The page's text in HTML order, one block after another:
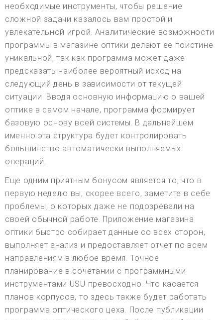
необходимые инструменты, чтобы решение
сложной задачи казалось вам простой и
увлекательной игрой. Аналитические возможности
программы в магазине оптики делают ее поистине
уникальной, так как программа может даже
предсказать наиболее вероятный исход на
следующий день в зависимости от текущей
ситуации. Вводя основную информацию о вашей
оптике в самом начале, программа формирует
базовую основу всей системы. В дальнейшем
именно эта структура будет контролировать
большинство автоматически выполняемых
операций.
Еще одним приятным бонусом является то, что в
первую неделю вы, скорее всего, заметите в себе
проблемы, о которых даже не подозревали на
своей обычной работе. Приложение магазина
оптики быстро собирает данные со всех сторон,
выполняет анализ и предоставляет отчет по всем
направлениям в любое время. Точное
планирование в сочетании с программными
инструментами USU превосходно. Что касается
планов корпусов, то здесь также будет работать
программа оптического цеха. После публикации